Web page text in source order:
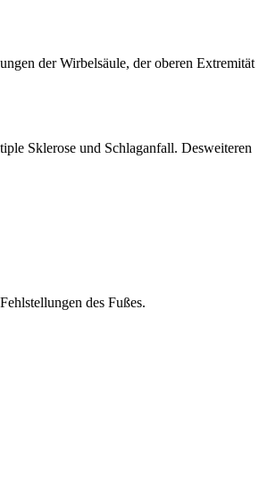
der Wirbelsäule, der oberen Extremität
Sklerose und Schlaganfall. Desweiteren
des Fußes.